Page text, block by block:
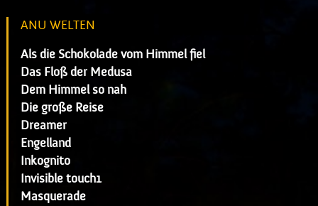
ANU WELTEN
Als die Schokolade vom Himmel fiel
Das Floß der Medusa
Dem Himmel so nah
Die große Reise
Dreamer
Engelland
Inkognito
Invisible touch1
Masquerade